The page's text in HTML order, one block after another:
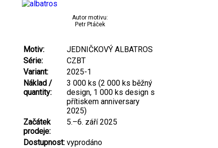
Autor motivu:
Petr Ptáček
Motiv:
JEDNIČKOVÝ ALBATROS
Série:
CZBT
Variant:
2025-1
Náklad /
quantity:
3 000 ks (2 000 ks běžný
design, 1 000 ks design s
přítiskem anniversary
2025)
Začátek
prodeje:
5.–6. září 2025
Dostupnost: vyprodáno